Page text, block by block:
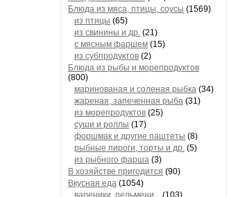
Блюда из мяса, птицы, соусы (1569)
из птицы (65)
из свинины и др. (21)
с мясным фаршем (15)
из субпродуктов (2)
Блюда из рыбы и морепродуктов
(800)
маринованая и соленая рыбка (34)
жареная, запеченная рыба (31)
из морепродуктов (25)
суши и роллы (17)
форшмак и другие паштеты (8)
рыбные пироги, торты и др. (5)
из рыбного фарша (3)
В хозяйстве пригодится (90)
Вкусная еда (1054)
вареники, пельмени... (103)